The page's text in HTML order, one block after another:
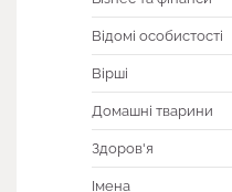
Відомі особистості
Вірші
Домашні тварини
Здоров'я
Імена